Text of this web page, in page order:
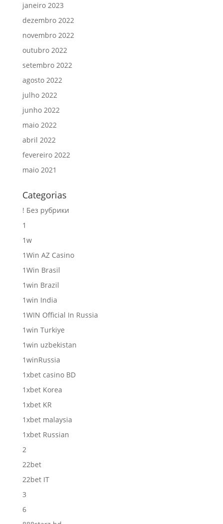
janeiro 2023
dezembro 2022
novembro 2022
outubro 2022
setembro 2022
agosto 2022
julho 2022
junho 2022
maio 2022
abril 2022
fevereiro 2022
maio 2021
Categorias
! Без рубрики
1
1w
1Win AZ Casino
1Win Brasil
1win Brazil
1win India
1WIN Official In Russia
1win Turkiye
1win uzbekistan
1winRussia
1xbet casino BD
1xbet Korea
1xbet KR
1xbet malaysia
1xbet Russian
2
22bet
22bet IT
3
6